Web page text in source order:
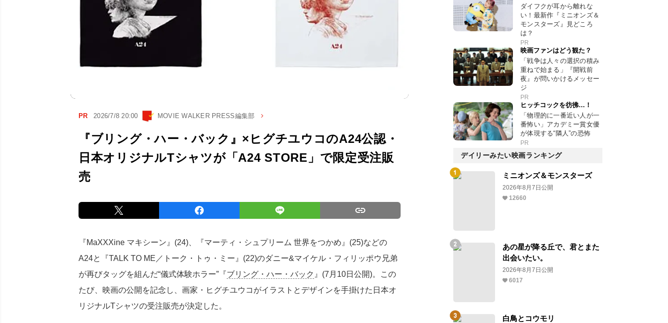
PR 2026/7/8 20:00 MOVIE WALKER PRESS編集部
『ブリング・ハー・バック』×ヒグチユウコのA24公認・
日本オリジナルTシャツが「A24 STORE」で限定受注販
売
『MaXXXine マキシーン』(24)、『マーティ・シュプリーム 世界をつかめ』(25)などの
A24と『TALK TO ME／トーク・トゥ・ミー』(22)のダニー&マイケル・フィリッポウ兄弟
が再びタッグを組んだ“儀式体験ホラー”『ブリング・ハー・バック 』(7月10日公開)。この
たび、映画の公開を記念し、画家・ヒグチユウコがイラストとデザインを手掛けた日本オ
リジナルTシャツの受注販売が決定した。
ダイフクが耳から離れな
い！最新作『ミニオンズ＆
モンスターズ』見どころ
は？
PR
映画ファンはどう観た？
「戦争は人々の選択の積み
重ねで始まる」『開戦前
夜』が問いかけるメッセー
ジ
PR
ヒッチコックを彷彿…！
「物理的に一番近い人が一
番怖い」アカデミー賞女優
が体現する“隣人”の恐怖
PR
デイリーみたい映画ランキング
ミニオンズ＆モンスターズ
2026年8月7日公開
12660
あの星が降る丘で、君とまた
出会いたい。
2026年8月7日公開
6017
白鳥とコウモリ